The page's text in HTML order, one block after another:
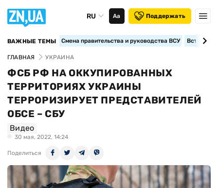
RU Аа Поддержать
ВАЖНЫЕ ТЕМЫ Смена правительства и руководства ВСУ
ГЛАВНАЯ УКРАИНА
ФСБ РФ НА ОККУПИРОВАННЫХ
ТЕРРИТОРИЯХ УКРАИНЫ
ТЕРРОРИЗИРУЕТ ПРЕДСТАВИТЕЛЕЙ
ОБСЕ – СБУ
Видео
30 мая, 2022, 14:24
Поделиться